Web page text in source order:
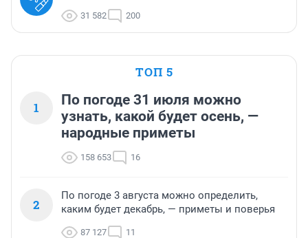
31 582 200
ТОП 5
1
По погоде 31 июля можно
узнать, какой будет осень, —
народные приметы
158 653 16
2
По погоде 3 августа можно определить,
каким будет декабрь, — приметы и поверья
87 127 11